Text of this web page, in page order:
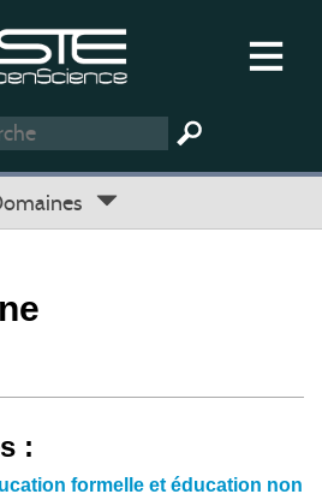
:
formelle et éducation non